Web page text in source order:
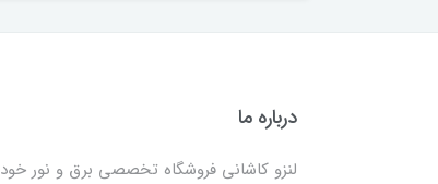
درباره ما
لنزو کاشانی فروشگاه تخصصی برق و نور